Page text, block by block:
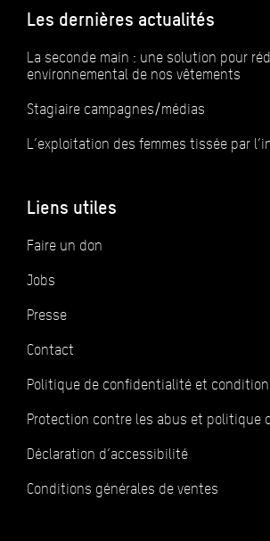
Les dernières actualités
La seconde main : une solution pour
environnemental de nos vêtements
Stagiaire campagnes/médias
L’exploitation des femmes tissée par
Liens utiles
Faire un don
Jobs
Presse
Contact
Politique de confidentialité et
Protection contre les abus et politique
Déclaration d’accessibilité
Conditions générales de ventes